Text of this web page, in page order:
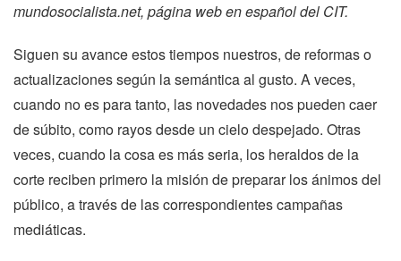
mundosocialista.net, página web en español del CIT.
Siguen su avance estos tiempos nuestros, de reformas o
actualizaciones según la semántica al gusto. A veces,
cuando no es para tanto, las novedades nos pueden caer
de súbito, como rayos desde un cielo despejado. Otras
veces, cuando la cosa es más seria, los heraldos de la
corte reciben primero la misión de preparar los ánimos del
público, a través de las correspondientes campañas
mediáticas.